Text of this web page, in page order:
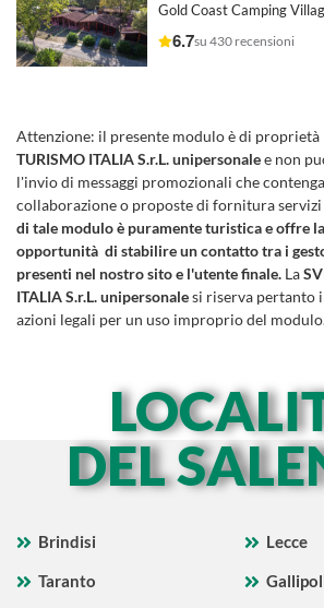
Gold Coast Camping
6.7su 430 recensioni
Attenzione: il presente modulo è di
TURISMO ITALIA S.r.L. unipersonalee non
l'invio di messaggi promozionali che
collaborazione o proposte di fornitura
di tale modulo è puramente turistica e offre
opportunità di stabilire un contatto tra i
presenti nel nostro sito e l'utente finale. La
ITALIA S.r.L. unipersonalesi riserva pertanto
azioni legali per un uso improprio del
DEL
Brindisi
Lecce
Taranto